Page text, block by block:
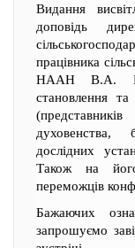
Видання
доповідь
працівника
НААН В.А.
становлення та
духовенства,
дослідних
Також на
переможців
Бажаючих
запрошуємо